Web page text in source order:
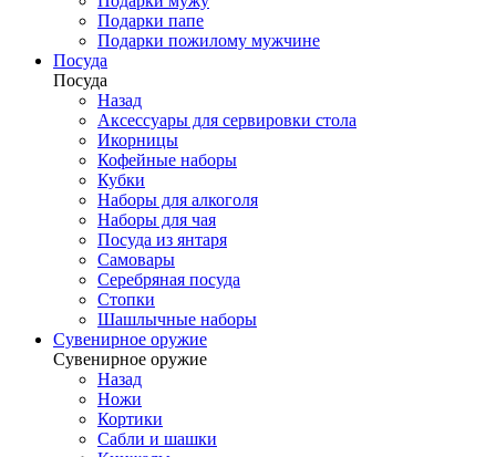
Подарки папе
Подарки пожилому мужчине
Посуда
Посуда
Назад
Аксессуары для сервировки стола
Икорницы
Кофейные наборы
Кубки
Наборы для алкоголя
Наборы для чая
Посуда из янтаря
Самовары
Серебряная посуда
Стопки
Шашлычные наборы
Сувенирное оружие
Сувенирное оружие
Назад
Ножи
Кортики
Сабли и шашки